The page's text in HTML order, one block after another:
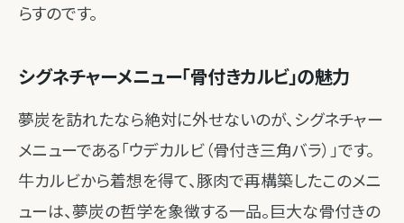
らすのです。
シグネチャーメニュー「骨付きカルビ」の魅力
夢炭を訪れたなら絶対に外せないのが、シグネチャー
メニューである「ウデカルビ（骨付き三角バラ）」です。
牛カルビから着想を得て、豚肉で再構築したこのメニ
ューは、夢炭の哲学を象徴する一品。巨大な骨付きの